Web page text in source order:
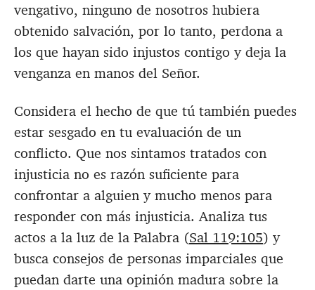
vengativo, ninguno de nosotros hubiera
obtenido salvación, por lo tanto, perdona a
los que hayan sido injustos contigo y deja la
venganza en manos del Señor.
Considera el hecho de que tú también puedes
estar sesgado en tu evaluación de un
conflicto. Que nos sintamos tratados con
injusticia no es razón suficiente para
confrontar a alguien y mucho menos para
responder con más injusticia. Analiza tus
actos a la luz de la Palabra (Sal 119:105) y
busca consejos de personas imparciales que
puedan darte una opinión madura sobre la